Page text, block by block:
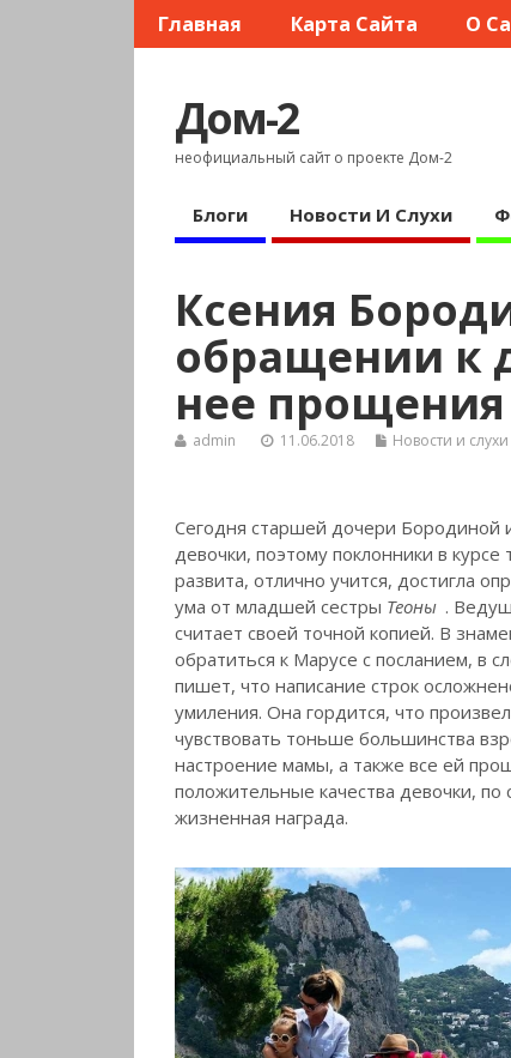
Главная Карта Сайта О
Дом-2
неофициальный сайт о проекте Дом-2
Блоги Новости И Слухи
Ксения
обращении к
нее прощения
admin 11.06.2018 Новости и слухи
Сегодня старшей дочери Бородиной
девочки, поэтому поклонники в курсе
развита, отлично учится, достигла
ума от младшей сестры Теоны .
считает своей точной копией. В
обратиться к Марусе с посланием, в
пишет, что написание строк
умиления. Она гордится, что
чувствовать тоньше большинства
настроение мамы, а также все ей
положительные качества девочки,
жизненная награда.